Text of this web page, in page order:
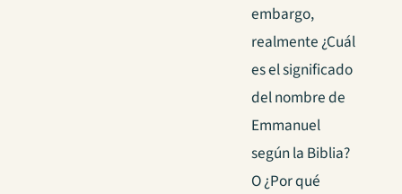
embargo,
realmente ¿Cuál
es el significado
del nombre de
Emmanuel
según la Biblia?
O ¿Por qué